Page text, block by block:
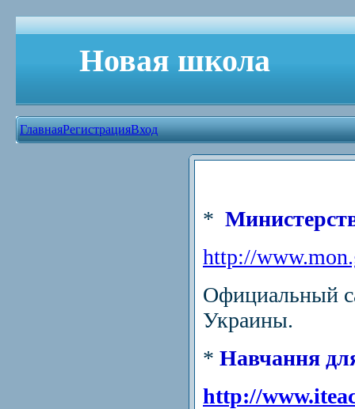
Новая школа
ГлавнаяРегистрацияВход
*
http://
Официальный
Украины.
* Навчання
http://